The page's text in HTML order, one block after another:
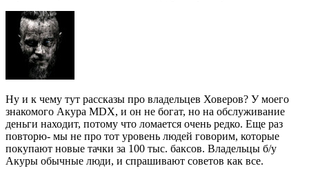
Ну и к чему тут рассказы про владельцев Ховеров? У моего
знакомого Акура MDX, и он не богат, но на обслуживание
деньги находит, потому что ломается очень редко. Еще раз
повторю- мы не про тот уровень людей говорим, которые
покупают новые тачки за 100 тыс. баксов. Владельцы б/у
Акуры обычные люди, и спрашивают советов как все.